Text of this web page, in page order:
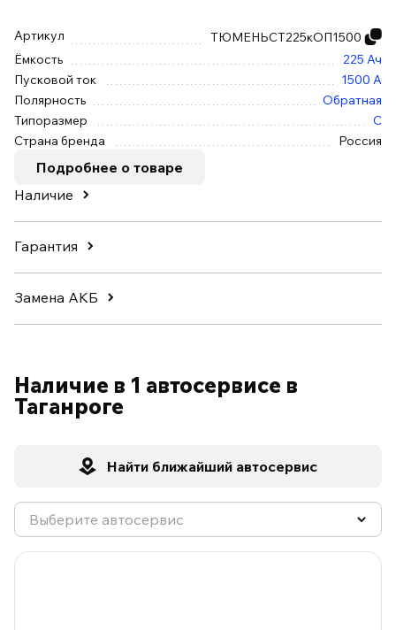
Артикул
ТЮМЕНЬСТ225кОП1500
Ёмкость
225 Ач
Пусковой ток
1500 А
Полярность
Обратная
Типоразмер
C
Страна бренда
Россия
Подробнее о товаре
Наличие
Гарантия
Замена АКБ
Наличие в 1 автосервисе в
Таганроге
Найти ближайший автосервис